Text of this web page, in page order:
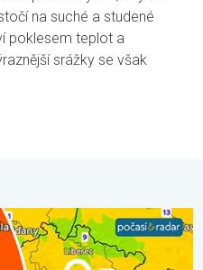
na suché a studené
poklesem teplot a
srážky se však
Nadvláda horkého